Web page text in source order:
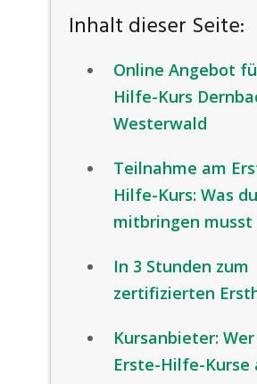
Inhalt dieser Seite:
Online Angebot
Hilfe-Kurs
Westerwald
Teilnahme am
Hilfe-Kurs: Was du
mitbringen musst
In 3 Stunden zum
zertifizierten
Kursanbieter:
Erste-Hilfe-Kurse